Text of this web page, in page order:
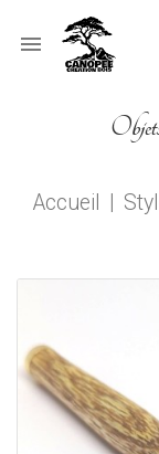

Accueil